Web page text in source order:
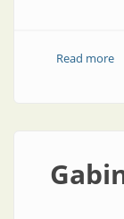
Read more